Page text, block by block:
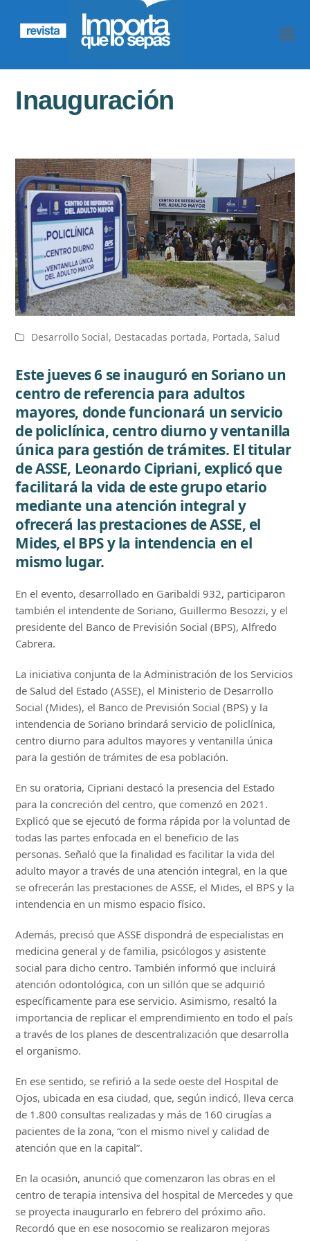
Inauguración
Desarrollo Social, Destacadas portada, Portada,Salud
Este jueves 6 se inauguró en Soriano un
centro de referencia para adultos
mayores, donde funcionará un servicio
de policlínica, centro diurno y ventanilla
única para gestión de trámites. El titular
de ASSE, Leonardo Cipriani, explicó que
facilitará la vida de este grupo etario
mediante una atención integral y
ofrecerá las prestaciones de ASSE, el
Mides, el BPS y la intendencia en el
mismo lugar.
En el evento, desarrollado en Garibaldi 932, participaron
también el intendente de Soriano, Guillermo Besozzi, y el
presidente del Banco de Previsión Social (BPS), Alfredo
Cabrera.
La iniciativa conjunta de la Administración de los Servicios
de Salud del Estado (ASSE), el Ministerio de Desarrollo
Social (Mides), el Banco de Previsión Social (BPS) y la
intendencia de Soriano brindará servicio de policlínica,
centro diurno para adultos mayores y ventanilla única
para la gestión de trámites de esa población.
En su oratoria, Cipriani destacó la presencia del Estado
para la concreción del centro, que comenzó en 2021.
Explicó que se ejecutó de forma rápida por la voluntad de
todas las partes enfocada en el beneficio de las
personas. Señaló que la finalidad es facilitar la vida del
adulto mayor a través de una atención integral, en la que
se ofrecerán las prestaciones de ASSE, el Mides, el BPS y la
intendencia en un mismo espacio físico.
Además, precisó que ASSE dispondrá de especialistas en
medicina general y de familia, psicólogos y asistente
social para dicho centro. También informó que incluirá
atención odontológica, con un sillón que se adquirió
específicamente para ese servicio. Asimismo, resaltó la
importancia de replicar el emprendimiento en todo el país
a través de los planes de descentralización que desarrolla
el organismo.
En ese sentido, se refirió a la sede oeste del Hospital de
Ojos, ubicada en esa ciudad, que, según indicó, lleva cerca
de 1.800 consultas realizadas y más de 160 cirugías a
pacientes de la zona, “con el mismo nivel y calidad de
atención que en la capital”.
En la ocasión, anunció que comenzaron las obras en el
centro de terapia intensiva del hospital de Mercedes y que
se proyecta inaugurarlo en febrero del próximo año.
Recordó que en ese nosocomio se realizaron mejoras